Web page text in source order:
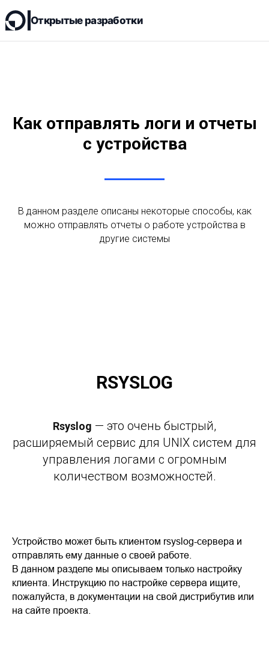
Открытые разработки
Контроллеры
Магазин
Как отправлять логи и отчеты
с устройства
В данном разделе описаны некоторые способы, как
можно отправлять отчеты о работе устройства в
другие системы
RSYSLOG
Rsyslog — это очень быстрый,
расширяемый сервис для UNIX систем для
управления логами с огромным
количеством возможностей.
Устройство может быть клиентом rsyslog-сервера и
отправлять ему данные о своей работе.
В данном разделе мы описываем только настройку
клиента. Инструкцию по настройке сервера ищите,
пожалуйста, в документации на свой дистрибутив или
на сайте проекта.